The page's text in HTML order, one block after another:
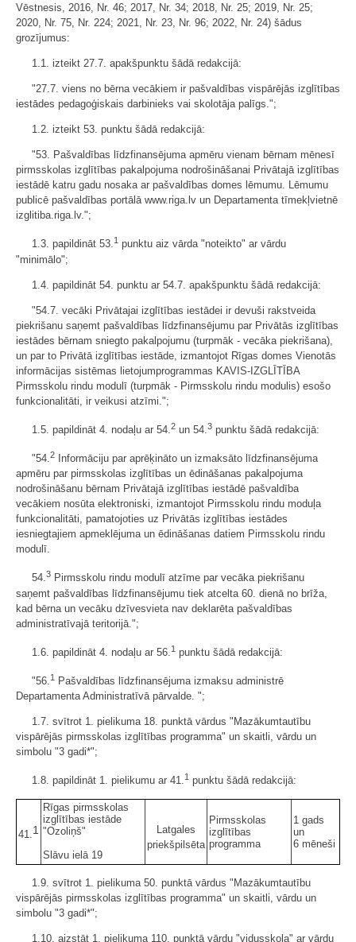
Vēstnesis, 2016, Nr. 46; 2017, Nr. 34; 2018, Nr. 25; 2019, Nr. 25;
2020, Nr. 75, Nr. 224; 2021, Nr. 23, Nr. 96; 2022, Nr. 24) šādus
grozījumus:
1.1. izteikt 27.7. apakšpunktu šādā redakcijā:
"27.7. viens no bērna vecākiem ir pašvaldības vispārējās izglītības
iestādes pedagoģiskais darbinieks vai skolotāja palīgs.";
1.2. izteikt 53. punktu šādā redakcijā:
"53. Pašvaldības līdzfinansējuma apmēru vienam bērnam mēnesī
pirmsskolas izglītības pakalpojuma nodrošināšanai Privātajā izglītības
iestādē katru gadu nosaka ar pašvaldības domes lēmumu. Lēmumu
publicē pašvaldības portālā www.riga.lv un Departamenta tīmekļvietnē
izglitiba.riga.lv.";
1.3. papildināt 53.1 punktu aiz vārda "noteikto" ar vārdu
"minimālo";
1.4. papildināt 54. punktu ar 54.7. apakšpunktu šādā redakcijā:
"54.7. vecāki Privātajai izglītības iestādei ir devuši rakstveida
piekrišanu saņemt pašvaldības līdzfinansējumu par Privātās izglītības
iestādes bērnam sniegto pakalpojumu (turpmāk - vecāka piekrišana),
un par to Privātā izglītības iestāde, izmantojot Rīgas domes Vienotās
informācijas sistēmas lietojumprogrammas KAVIS-IZGLĪTĪBA
Pirmsskolu rindu modulī (turpmāk - Pirmsskolu rindu modulis) esošo
funkcionalitāti, ir veikusi atzīmi.";
1.5. papildināt 4. nodaļu ar 54. 2 un 54. 3 punktu šādā redakcijā:
"54.2
Informāciju par aprēķināto un izmaksāto līdzfinansējuma
apmēru par pirmsskolas izglītības un ēdināšanas pakalpojuma
nodrošināšanu bērnam Privātajā izglītības iestādē pašvaldība
vecākiem nosūta elektroniski, izmantojot Pirmsskolu rindu moduļa
funkcionalitāti, pamatojoties uz Privātās izglītības iestādes
iesniegtajiem apmeklējuma un ēdināšanas datiem Pirmsskolu rindu
modulī.
54.3 Pirmsskolu rindu modulī atzīme par vecāka piekrišanu
saņemt pašvaldības līdzfinansējumu tiek atcelta 60. dienā no brīža,
kad bērna un vecāku dzīvesvieta nav deklarēta pašvaldības
administratīvajā teritorijā.";
1.6. papildināt 4. nodaļu ar 56. 1 punktu šādā redakcijā:
"56.1
Pašvaldības līdzfinansējuma izmaksu administrē
Departamenta Administratīvā pārvalde. ";
1.7. svītrot 1. pielikuma 18. punktā vārdus "Mazākumtautību
vispārējās pirmsskolas izglītības programma" un skaitli, vārdu un
simbolu "3 gadi*";
1.8. papildināt 1. pielikumu ar 41.1 punktu šādā redakcijā:
41. 1
Rīgas pirmsskolas
izglītības iestāde
"Ozoliņš"
Slāvu ielā 19
Latgales
priekšpilsēta
Pirmsskolas
izglītības
programma
1 gads
un
6 mēneši
1.9. svītrot 1. pielikuma 50. punktā vārdus "Mazākumtautību
vispārējās pirmsskolas izglītības programma" un skaitli, vārdu un
simbolu "3 gadi*";
1.10. aizstāt 1. pielikuma 110. punktā vārdu "vidusskola" ar vārdu